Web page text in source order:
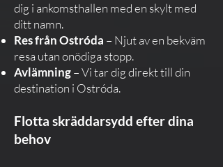
dig i ankomsthallen med en skylt med
ditt namn.
Res från Ostróda – Njut av en bekväm
resa utan onödiga stopp.
Avlämning– Vi tar dig direkt till din
destination i Ostróda.
Flotta skräddarsydd efter dina
behov